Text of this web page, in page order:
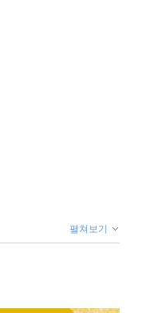
펼쳐보기